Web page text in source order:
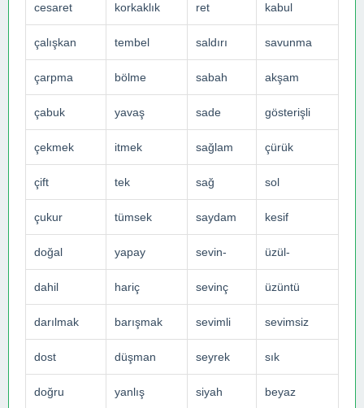
cesaret korkaklık ret kabul
çalışkan tembel saldırı savunma
çarpma bölme sabah akşam
çabuk yavaş sade gösterişli
çekmek itmek sağlam çürük
çift tek sağ sol
çukur tümsek saydam kesif
doğal yapay sevin- üzül-
dahil hariç sevinç üzüntü
darılmak barışmak sevimli sevimsiz
dost düşman seyrek sık
doğru yanlış siyah beyaz